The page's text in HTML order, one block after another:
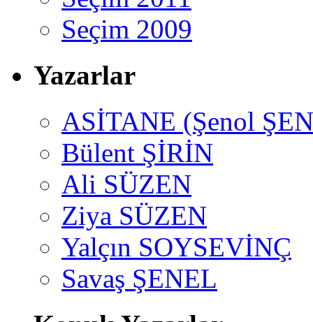
Seçim 2009
Yazarlar
ASİTANE (Şenol
Bülent ŞİRİN
Ali SÜZEN
Ziya SÜZEN
Yalçın SOYSEVİNÇ
Savaş ŞENEL